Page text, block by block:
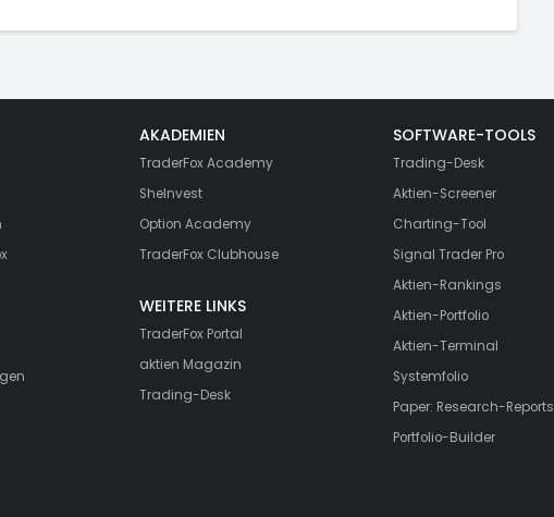
AKADEMIEN
TraderFox Academy
SheInvest
Option Academy
TraderFox Clubhouse
WEITERE LINKS
TraderFox Portal
aktien Magazin
Trading-Desk
SOFTWARE-TOOLS
Trading-Desk
Aktien-Screener
Charting-Tool
Signal Trader Pro
Aktien-Rankings
Aktien-Portfolio
Aktien-Terminal
Systemfolio
Paper: Research-Reports
Portfolio-Builder